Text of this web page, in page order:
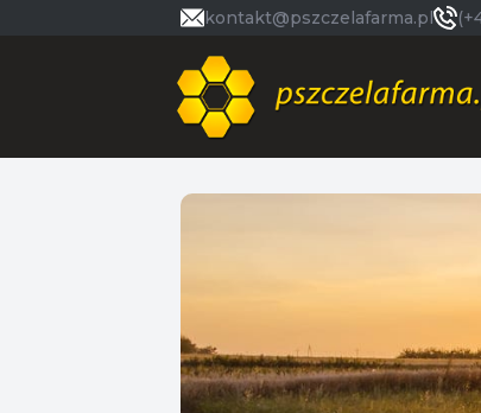
kontakt@pszczelafarma.pl